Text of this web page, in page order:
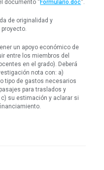
documento “Formulario.doc“.
de originalidad y
un apoyo económico de
entre los miembros del
en el grado). Deberá
nota con: a)
tipo de gastos necesarios
para traslados y
su estimación y aclarar si